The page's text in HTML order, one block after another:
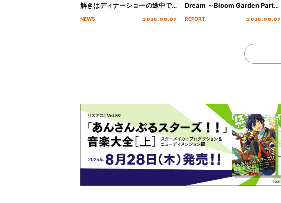
解きはディナーショーの途中で
NEWS 2026.08.07
Dream ～Bloom Garden Party
REPORT 2026.08.07